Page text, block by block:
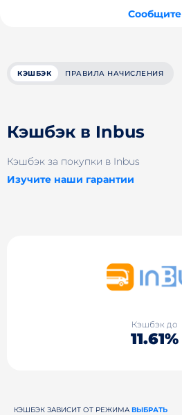
Сообщите
КЭШБЭК ПРАВИЛА НАЧИСЛЕНИЯ
Кэшбэк в Inbus
Кэшбэк за покупки в Inbus
Изучите наши гарантии
Кэшбэк до
11.61%
КЭШБЭК ЗАВИСИТ ОТ РЕЖИМА ВЫБРАТЬ